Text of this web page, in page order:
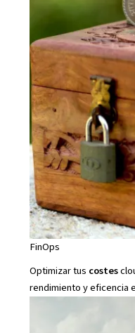
FinOps
Optimizar tus costes
rendimiento y eficencia